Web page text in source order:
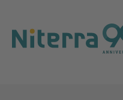
main
navigation
main
content
footer